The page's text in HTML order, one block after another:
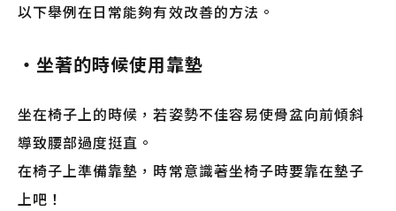
以下舉例在日常能夠有效改善的方法。
・坐著的時候使用靠墊
坐在椅子上的時候，若姿勢不佳容易使骨盆向前傾斜
導致腰部過度挺直。
在椅子上準備靠墊，時常意識著坐椅子時要靠在墊子
上吧！